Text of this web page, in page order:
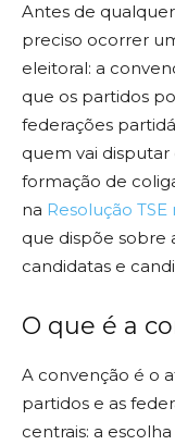
Antes de
preciso ocorrer
eleitoral: a
que os partidos
federações
quem vai
formação de
na Resolução TSE
que dispõe sobre
candidatas e
O que é a
A convenção é o
partidos e as
centrais: a